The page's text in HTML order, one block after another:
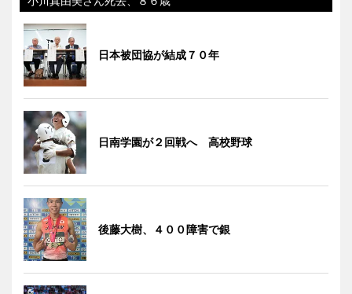
日本被団協が結成７０年
日南学園が２回戦へ 高校野球
後藤大樹、４００障害で銀